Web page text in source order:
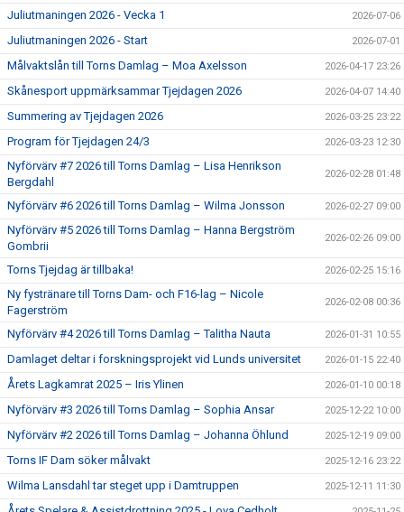
Juliutmaningen 2026 - Vecka 1 2026-07-06
Juliutmaningen 2026 - Start 2026-07-01
Målvaktslån till Torns Damlag – Moa Axelsson 2026-04-17 23:26
Skånesport uppmärksammar Tjejdagen 2026 2026-04-07 14:40
Summering av Tjejdagen 2026 2026-03-25 23:22
Program för Tjejdagen 24/3 2026-03-23 12:30
Nyförvärv #7 2026 till Torns Damlag – Lisa Henrikson
Bergdahl
2026-02-28 01:48
Nyförvärv #6 2026 till Torns Damlag – Wilma Jonsson 2026-02-27 09:00
Nyförvärv #5 2026 till Torns Damlag – Hanna Bergström
Gombrii
2026-02-26 09:00
Torns Tjejdag är tillbaka! 2026-02-25 15:16
Ny fystränare till Torns Dam- och F16-lag – Nicole
Fagerström
2026-02-08 00:36
Nyförvärv #4 2026 till Torns Damlag – Talitha Nauta 2026-01-31 10:55
Damlaget deltar i forskningsprojekt vid Lunds universitet 2026-01-15 22:40
Årets Lagkamrat 2025 – Iris Ylinen 2026-01-10 00:18
Nyförvärv #3 2026 till Torns Damlag – Sophia Ansar 2025-12-22 10:00
Nyförvärv #2 2026 till Torns Damlag – Johanna Öhlund 2025-12-19 09:00
Torns IF Dam söker målvakt 2025-12-16 23:22
Wilma Lansdahl tar steget upp i Damtruppen 2025-12-11 11:30